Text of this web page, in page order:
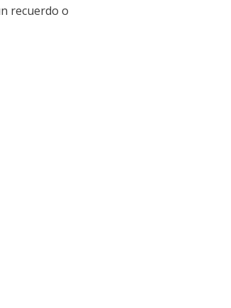
recuerdo o